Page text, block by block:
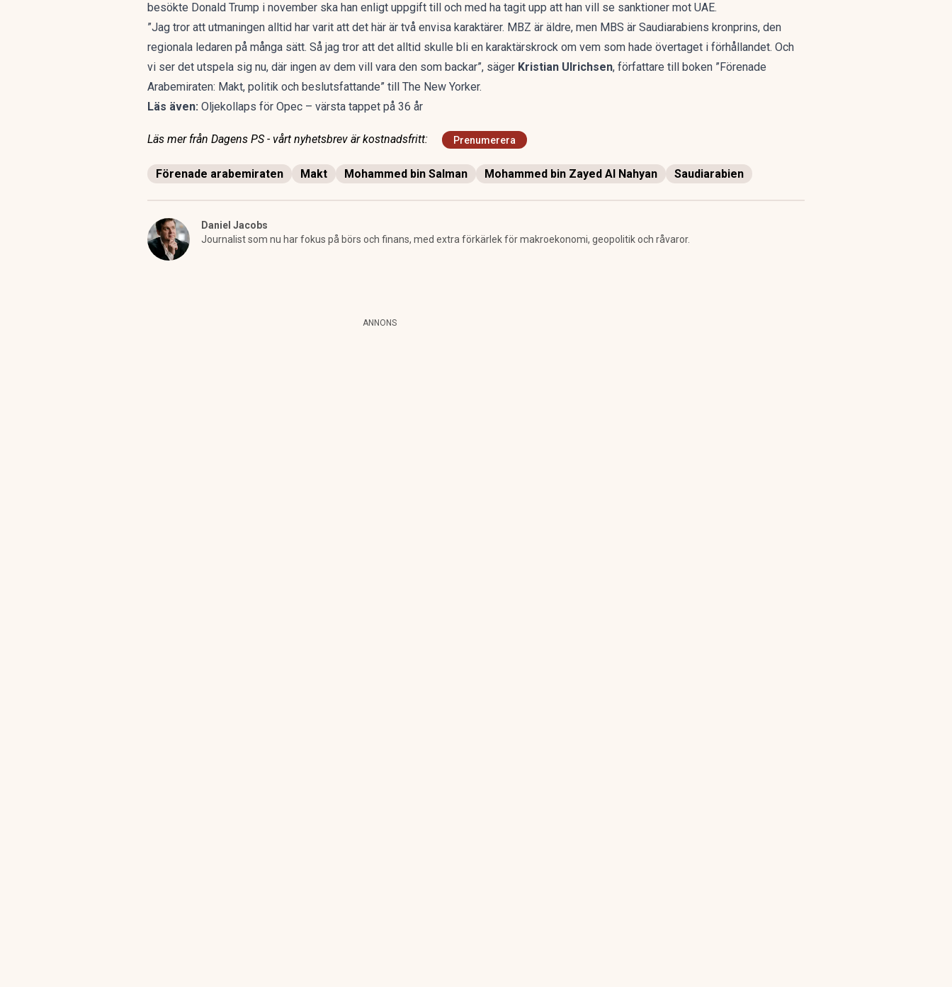
besökte Donald Trump i november ska han enligt uppgift till och med ha tagit upp att han vill se sanktioner mot UAE.
”Jag tror att utmaningen alltid har varit att det här är två envisa karaktärer. MBZ är äldre, men MBS är Saudiarabiens kronprins, den
regionala ledaren på många sätt. Så jag tror att det alltid skulle bli en karaktärskrock om vem som hade övertaget i förhållandet. Och
vi ser det utspela sig nu, där ingen av dem vill vara den som backar”, säger Kristian Ulrichsen, författare till boken ”Förenade
Arabemiraten: Makt, politik och beslutsfattande” till The New Yorker.
Läs även: Oljekollaps för Opec – värsta tappet på 36 år
Läs mer från Dagens PS - vårt nyhetsbrev är kostnadsfritt: Prenumerera
Förenade arabemiraten Makt Mohammed bin Salman Mohammed bin Zayed Al Nahyan Saudiarabien
Daniel Jacobs
Journalist som nu har fokus på börs och finans, med extra förkärlek för makroekonomi, geopolitik och råvaror.
ANNONS